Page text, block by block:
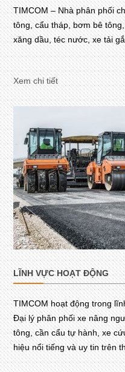
TIMCOM – Nhà phân phối
tông, cẩu tháp, bơm bê
xăng dầu, téc nước, xe tải
Xem chi tiết
LĨNH VỰC HOẠT ĐỘNG
TIMCOM hoạt động trong
Đại lý phân phối xe nâng
tông, cần cẩu tự hành, xe
hiệu nổi tiếng và uy tin trên